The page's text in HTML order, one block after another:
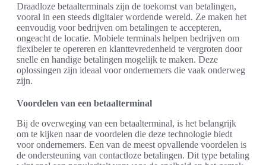
Draadloze betaalterminals zijn de toekomst van betalingen,
vooral in een steeds digitaler wordende wereld. Ze maken het
eenvoudig voor bedrijven om betalingen te accepteren,
ongeacht de locatie. Mobiele terminals helpen bedrijven om
flexibeler te opereren en klanttevredenheid te vergroten door
snelle en handige betalingen mogelijk te maken. Deze
oplossingen zijn ideaal voor ondernemers die vaak onderweg
zijn.
Voordelen van een betaalterminal
Bij de overweging van een betaalterminal, is het belangrijk
om te kijken naar de voordelen die deze technologie biedt
voor ondernemers. Een van de meest opvallende voordelen is
de ondersteuning van contactloze betalingen. Dit type betaling